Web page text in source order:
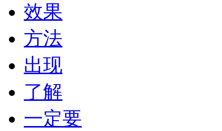
效果
方法
出现
了解
一定要